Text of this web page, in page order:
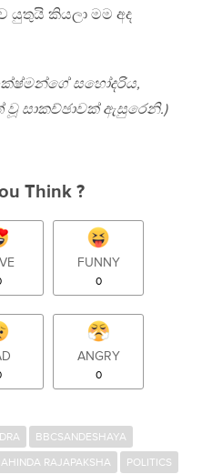
කියලා මම අද
සහෝදරිය,
වූ සාකච්ඡාවක් ඇසුරෙනි.)
Think ?
FUNNY
0
ANGRY
0
BBCSANDESHAYA
RAJAPAKSHA
POLITICS